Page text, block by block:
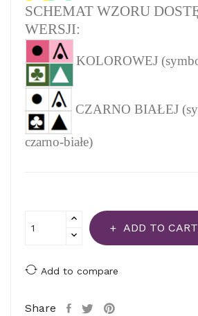
SCHEMAT WZORU
WERSJI:
KOLOROWEJ
CZARNO BIAŁEJ
czarno-białe)
ADD TO CART
Add to compare
Share